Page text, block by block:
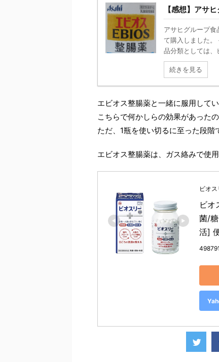
【感想】アサ
アサヒグループ
て購入しました。
品分類としては、
続きを見る
エビオス整腸薬と一緒に服用して
こちらで何かしらの効果があった
ただ、1瓶を使い切るに至った段
エビオス整腸薬は、ガス絡みで使
ビオス
ビオ
菌/
活]